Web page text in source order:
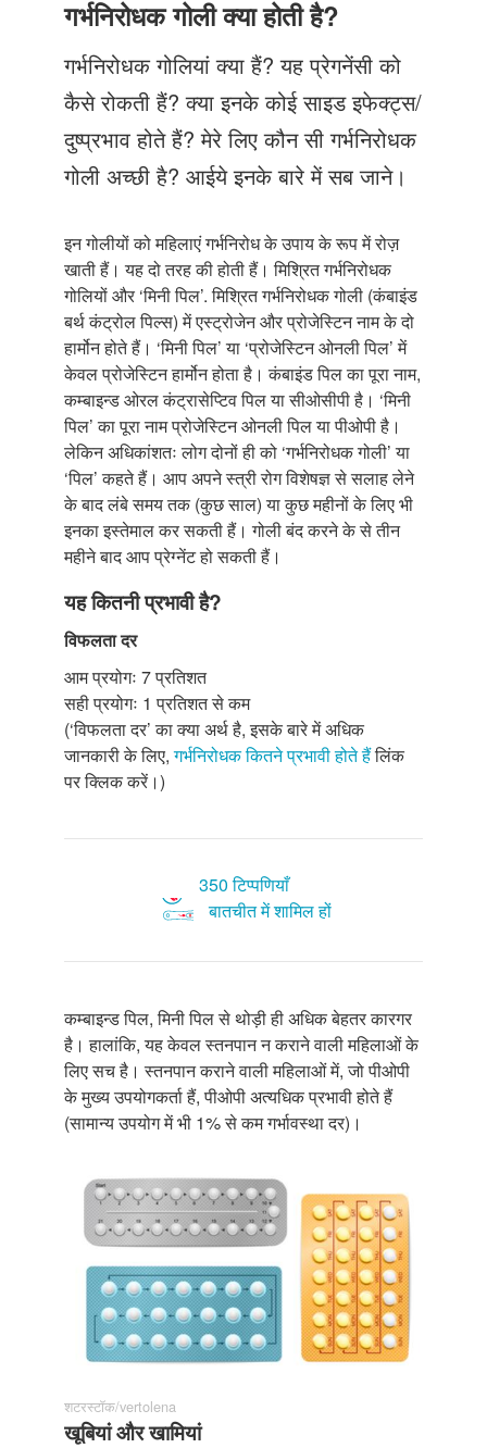
Just Poocho
संपर्क करें
गर्भनिरोधक गोली क्या होती है?
गर्भनिरोधक गोलियां क्या हैं? यह प्रेगनेंसी को
कैसे रोकती हैं? क्या इनके कोई साइड इफेक्ट्स/
दुष्प्रभाव होते हैं? मेरे लिए कौन सी गर्भनिरोधक
गोली अच्छी है? आईये इनके बारे में सब जाने।
इन गोलीयों को महिलाएं गर्भनिरोध के उपाय के रूप में रोज़
खाती हैं। यह दो तरह की होती हैं। मिश्रित गर्भनिरोधक
गोलियों और ‘मिनी पिल’. मिश्रित गर्भनिरोधक गोली (कंबाइंड
बर्थ कंट्रोल पिल्स) में एस्ट्रोजेन और प्रोजेस्टिन नाम के दो
हार्मोन होते हैं। ‘मिनी पिल’ या ‘प्रोजेस्टिन ओनली पिल’ में
केवल प्रोजेस्टिन हार्मोन होता है। कंबाइंड पिल का पूरा नाम,
कम्बाइन्ड ओरल कंट्रासेप्टिव पिल या सीओसीपी है। ‘मिनी
पिल’ का पूरा नाम प्रोजेस्टिन ओनली पिल या पीओपी है।
लेकिन अधिकांशतः लोग दोनों ही को ‘गर्भनिरोधक गोली’ या
‘पिल’ कहते हैं। आप अपने स्त्री रोग विशेषज्ञ से सलाह लेने
के बाद लंबे समय तक (कुछ साल) या कुछ महीनों के लिए भी
इनका इस्तेमाल कर सकती हैं। गोली बंद करने के से तीन
महीने बाद आप प्रेग्नेंट हो सकती हैं।
यह कितनी प्रभावी है?
विफलता दर
आम प्रयोगः 7 प्रतिशत
सही प्रयोगः 1 प्रतिशत से कम
(‘विफलता दर’ का क्या अर्थ है, इसके बारे में अधिक
जानकारी के लिए,गर्भनिरोधक कितने प्रभावी होते हैंलिंक
पर क्लिक करें।)
350 टिप्पणियाँ
बातचीत में शामिल हों
कम्बाइन्ड पिल, मिनी पिल से थोड़ी ही अधिक बेहतर कारगर
है। हालांकि, यह केवल स्तनपान न कराने वाली महिलाओं के
लिए सच है। स्तनपान कराने वाली महिलाओं में, जो पीओपी
के मुख्य उपयोगकर्ता हैं, पीओपी अत्यधिक प्रभावी होते हैं
(सामान्य उपयोग में भी 1% से कम गर्भावस्था दर)।
शटरस्टॉक/vertolena
खूबियां और खामियां